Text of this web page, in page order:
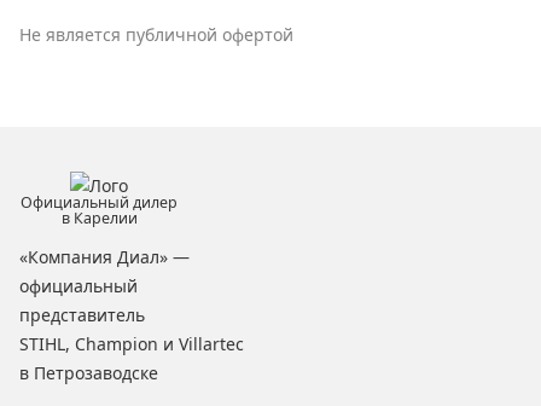
Не является публичной офертой
Официальный дилер
в Карелии
«Компания Диал» —
официальный
представитель
STIHL, Champion и Villartec
в Петрозаводске